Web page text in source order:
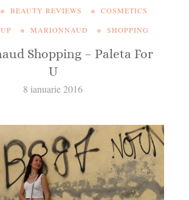
BEAUTY REVIEWS
COSMETICS
MARIONNAUD SHOPPING
Shopping – Paleta For
U
8 ianuarie 2016